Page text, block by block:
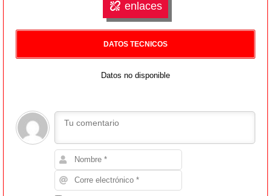
enlaces
DATOS TECNICOS
Datos no disponible